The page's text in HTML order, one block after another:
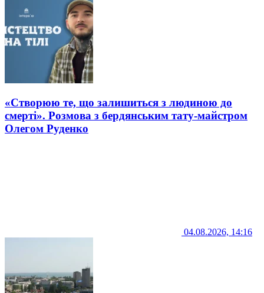
«Створюю те, що залишиться з людиною до
смерті». Розмова з бердянським тату-майстром
Олегом Руденко
04.08.2026, 14:16